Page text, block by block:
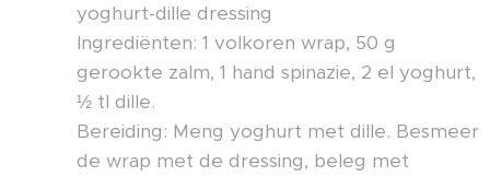
yoghurt-dille dressing
Ingrediënten: 1 volkoren wrap, 50 g
gerookte zalm, 1 hand spinazie, 2 el yoghurt,
½ tl dille.
Bereiding: Meng yoghurt met dille. Besmeer
de wrap met de dressing, beleg met